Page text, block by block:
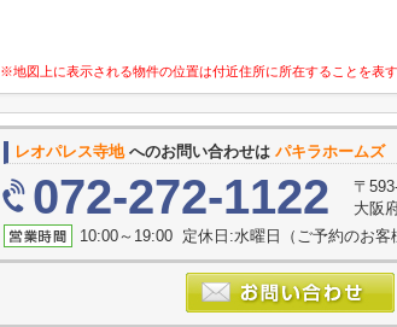
※地図上に表示される物件の位置は付近住所に所在することを表
レオパレス寺地へのお問い合わせは パキラホームズ
072-272-1122
〒
大阪
10:00～19:00 定休日:水曜日（ご予約のお客